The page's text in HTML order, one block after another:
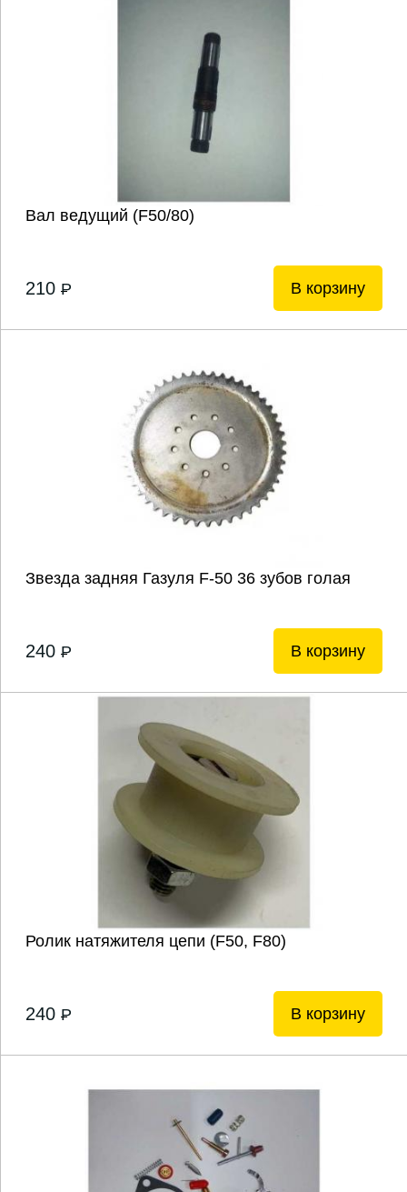
Вал ведущий (F50/80)
210 P В корзину
Звезда задняя Газуля F-50 36 зубов голая
240 P В корзину
Ролик натяжителя цепи (F50, F80)
240 P В корзину